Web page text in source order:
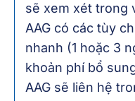
sẽ xem xét trong
AAG có các tùy
nhanh (1 hoặc 3
khoản phí bổ
AAG sẽ liên hệ